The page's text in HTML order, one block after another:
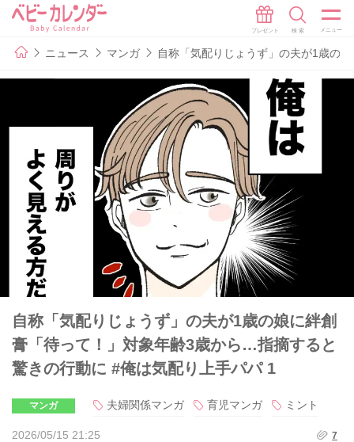
ニュース マンガ 自称「気配りじょうず」の夫が1歳の
自称「気配りじょうず」の夫が1歳の娘に絆創
膏「待って！」対象年齢3歳から…指摘すると
驚きの行動に #俺は気配り上手パパ 1
マンガ 夫婦関係マンガ 育児マンガ ミント
2026/05/15 21:25 7